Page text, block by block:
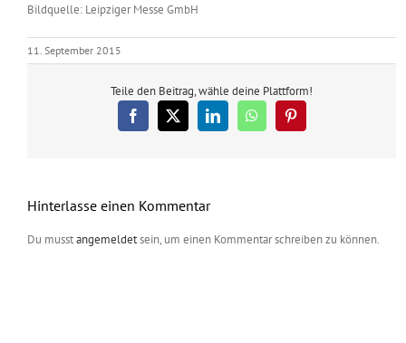
Bildquelle: Leipziger Messe GmbH
11. September 2015
Teile den Beitrag, wähle deine Plattform!
Facebook
X LinkedInWhatsAppPinterest
Hinterlasse einen Kommentar
Du musstangemeldetsein, um einen Kommentar schreiben zu können.